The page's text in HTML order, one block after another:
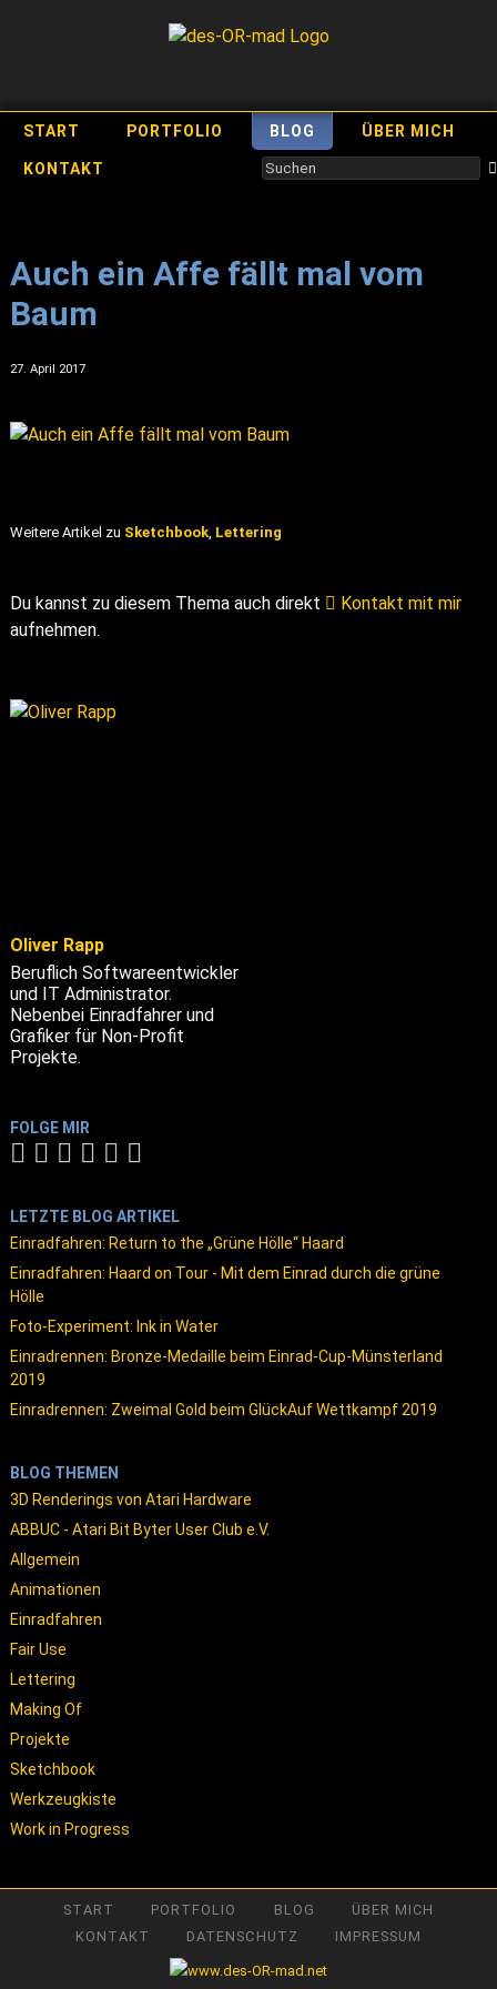
START PORTFOLIO BLOG ÜBER MICH
KONTAKT
Auch ein Affe fällt mal vom
Baum
27. April 2017
Weitere Artikel zu Sketchbook, Lettering
Du kannst zu diesem Thema auch direkt
Kontakt mit mir
aufnehmen.
Oliver Rapp
Beruflich Softwareentwickler
und IT Administrator.
Nebenbei Einradfahrer und
Grafiker für Non-Profit
Projekte.
FOLGE MIR
LETZTE BLOG ARTIKEL
Einradfahren: Return to the „Grüne Hölle“ Haard
Einradfahren: Haard on Tour - Mit dem Einrad durch die grüne
Hölle
Foto-Experiment: Ink in Water
Einradrennen: Bronze-Medaille beim Einrad-Cup-Münsterland
2019
Einradrennen: Zweimal Gold beim GlückAuf Wettkampf 2019
BLOG THEMEN
3D Renderings von Atari Hardware
ABBUC - Atari Bit Byter User Club e.V.
Allgemein
Animationen
Einradfahren
Fair Use
Lettering
Making Of
Projekte
Sketchbook
Werkzeugkiste
Work in Progress
START PORTFOLIO BLOG
ÜBER MICH
KONTAKT
DATENSCHUTZ IMPRESSUM